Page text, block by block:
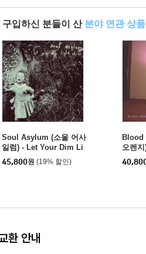
구입하신 분들이 산 분야 연관 상품
Soul Asylum (소울 어사
일럼) - Let Your Dim Li
ght Shine [다크 퍼플 컬
러 LP]
45,800원 (19% 할인)
Blood
오렌
uxe
환 안내